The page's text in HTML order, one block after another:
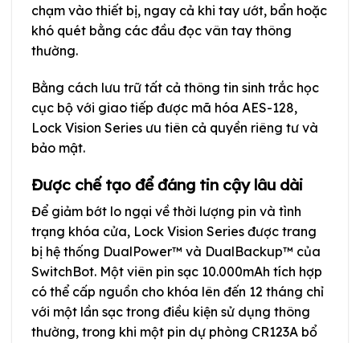
chạm vào thiết bị, ngay cả khi tay ướt, bẩn hoặc
khó quét bằng các đầu đọc vân tay thông
thường.
Bằng cách lưu trữ tất cả thông tin sinh trắc học
cục bộ với giao tiếp được mã hóa AES-128,
Lock Vision Series ưu tiên cả quyền riêng tư và
bảo mật.
Được chế tạo để đáng tin cậy lâu dài
Để giảm bớt lo ngại về thời lượng pin và tình
trạng khóa cửa, Lock Vision Series được trang
bị hệ thống DualPower™ và DualBackup™ của
SwitchBot. Một viên pin sạc 10.000mAh tích hợp
có thể cấp nguồn cho khóa lên đến 12 tháng chỉ
với một lần sạc trong điều kiện sử dụng thông
thường, trong khi một pin dự phòng CR123A bổ